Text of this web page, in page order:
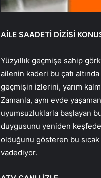
AİLE SAADETİ DİZİSİ
Yüzyıllık geçmişe sahip
ailenin kaderi bu çatı
geçmişin izlerini, yarım
Zamanla, aynı evde
uyumsuzluklarla başlayan
duygusunu yeniden
olduğunu gösteren bu
vadediyor.